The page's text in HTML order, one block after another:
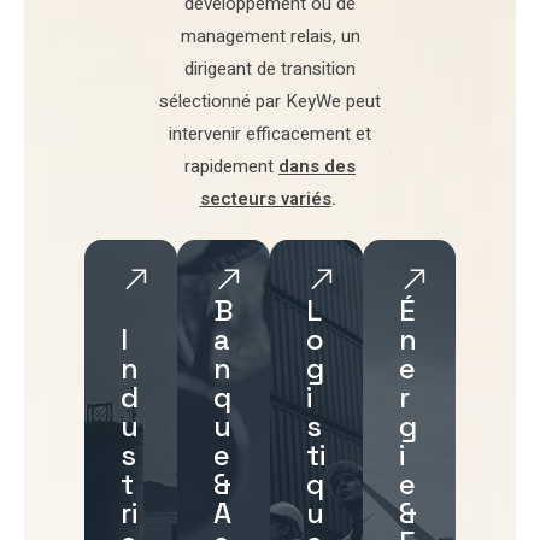
management relais, un
dirigeant de transition
sélectionné par KeyWe peut
intervenir efficacement et
rapidement dans des
secteurs variés.
I
n
d
u
s
t
ri
B
a
n
q
u
e
&
A
L
o
g
i
s
ti
q
u
É
n
e
r
g
i
e
&